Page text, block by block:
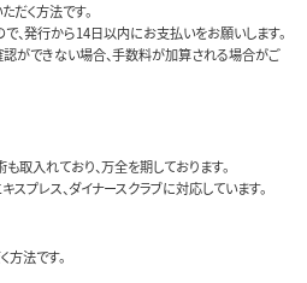
だく方法です。
、発行から14日以内にお支払いをお願いします。
ができない場合、手数料が加算される場合がご
取入れており、万全を期しております。
スプレス、ダイナースクラブに対応しています。
法です。